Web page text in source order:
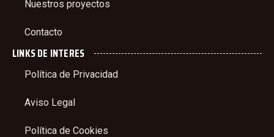
Nuestros proyectos
Contacto
LINKS DE INTERES
Política de Privacidad
Aviso Legal
Política de Cookies